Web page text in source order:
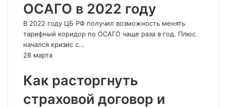
ОСАГО в 2022 году
В 2022 году ЦБ РФ получил возможность менять
тарифный коридор по ОСАГО чаще раза в год. Плюс
начался кризис с…
28 марта
Как расторгнуть
страховой договор и